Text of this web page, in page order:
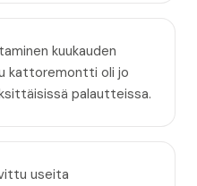
kuukauden
kattoremontti oli jo
palautteissa.
useita